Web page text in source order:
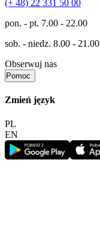
(+ 48) 22 331 50 00
pon. - pt. 7.00 - 22.00
sob. - niedz. 8.00 - 21.00
Obserwuj nas
Pomoc
Zmień język
PL
EN